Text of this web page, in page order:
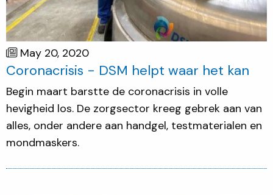
May 20, 2020
Coronacrisis - DSM helpt waar het kan
Begin maart barstte de coronacrisis in volle
hevigheid los. De zorgsector kreeg gebrek aan van
alles, onder andere aan handgel, testmaterialen en
mondmaskers.